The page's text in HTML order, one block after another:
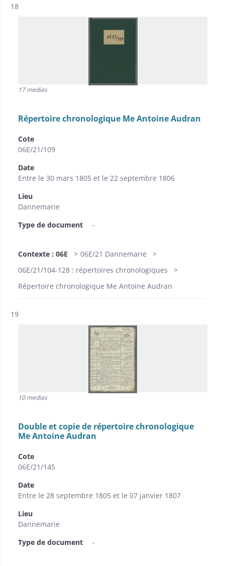
Résultat n°
18
17 medias
Répertoire chronologique Me Antoine Audran
Cote
06E/21/109
Date
Entre le 30 mars 1805 et le 22 septembre 1806
Lieu
Dannemarie
Type de document
-
Contexte : 06E
06E/21 Dannemarie
06E/21/104-128 : répertoires chronologiques
Répertoire chronologique Me Antoine Audran
Résultat n°
19
10 medias
Double et copie de répertoire chronologique
Me Antoine Audran
Cote
06E/21/145
Date
Entre le 28 septembre 1805 et le 07 janvier 1807
Lieu
Dannemarie
Type de document
-